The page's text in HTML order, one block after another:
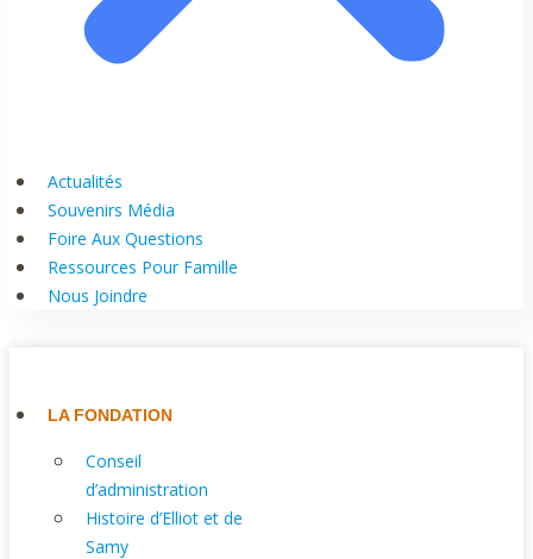
Actualités
Souvenirs Média
Foire Aux Questions
Ressources Pour Famille
Nous Joindre
LA FONDATION
Conseil
d’administration
Histoire d’Elliot et de
Samy